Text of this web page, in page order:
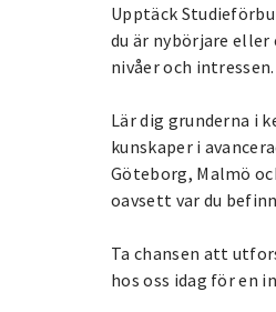
Upptäck
du är nybörjare eller
nivåer och intressen.
Lär dig grunderna i
kunskaper i
Göteborg, Malmö
oavsett var du
Ta chansen att
hos oss idag för en